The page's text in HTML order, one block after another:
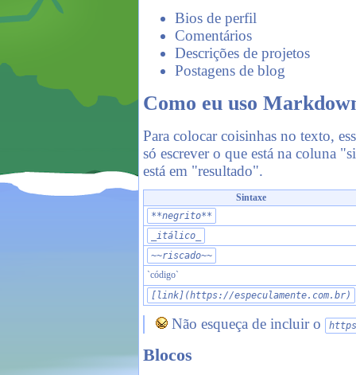
Bios de perfil
Comentários
Descrições de projetos
Postagens de blog
Como eu uso
Para colocar coisinhas no texto,
só escrever o que está na coluna
está em "resultado".
Sintaxe
**negrito**
_itálico_
~~riscado~~
`código`
[link](https://especulamente.com.br)
Não esqueça de incluir o
Blocos